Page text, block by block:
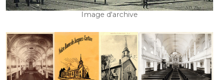
Image d'archive